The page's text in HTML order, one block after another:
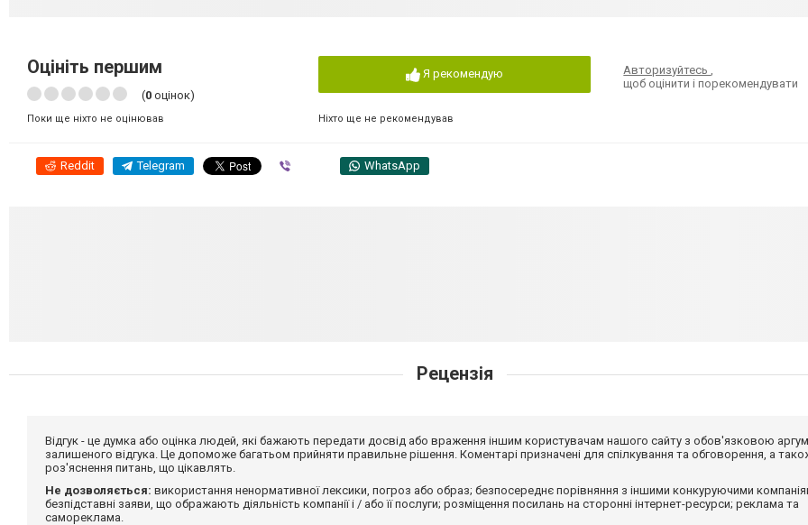
Оцініть першим
(0 оцінок)
Поки ще ніхто не оцінював
Я рекомендую
Ніхто ще не рекомендував
Авторизуйтесь,
щоб оцінити і порекомендувати
Reddit Telegram WhatsApp
Рецензія
Відгук - це думка або оцінка людей, які бажають передати досвід або враження іншим користувачам нашого сайту з обов'язковою
залишеного відгука. Це допоможе багатьом прийняти правильне рішення. Коментарі призначені для спілкування та обговорення, а
роз'яснення питань, що цікавлять.
Не дозволяється: використання ненормативної лексики, погроз або образ; безпосереднє порівняння з іншими конкуруючими
безпідставні заяви, що ображають діяльність компанії і / або її послуги; розміщення посилань на сторонні інтернет-ресурси; реклама та
самореклама.